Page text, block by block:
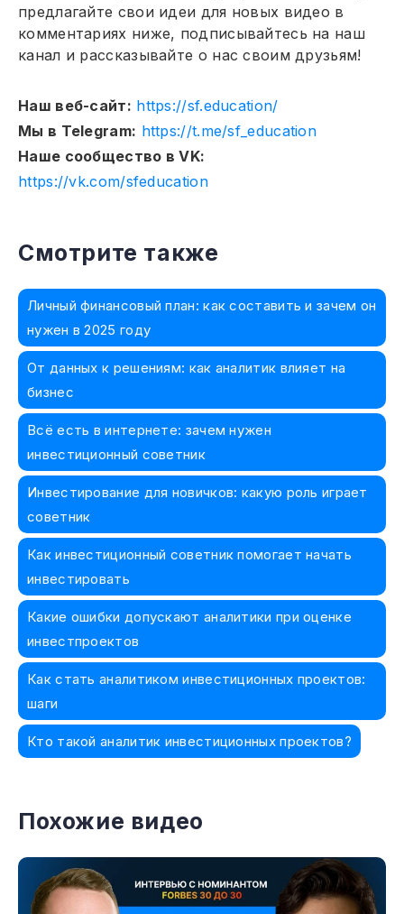
предлагайте свои идеи для новых видео в
комментариях ниже, подписывайтесь на наш
канал и рассказывайте о нас своим друзьям!
Наш веб-сайт: https://sf.education/
Мы в Telegram: https://t.me/sf_education
Наше сообщество в VK:
https://vk.com/sfeducation
Смотрите также
Личный финансовый план: как составить и зачем он
нужен в 2025 году
От данных к решениям: как аналитик влияет на
бизнес
Всё есть в интернете: зачем нужен
инвестиционный советник
Инвестирование для новичков: какую роль играет
советник
Как инвестиционный советник помогает начать
инвестировать
Какие ошибки допускают аналитики при оценке
инвестпроектов
Как стать аналитиком инвестиционных проектов:
шаги
Кто такой аналитик инвестиционных проектов?
Похожие видео